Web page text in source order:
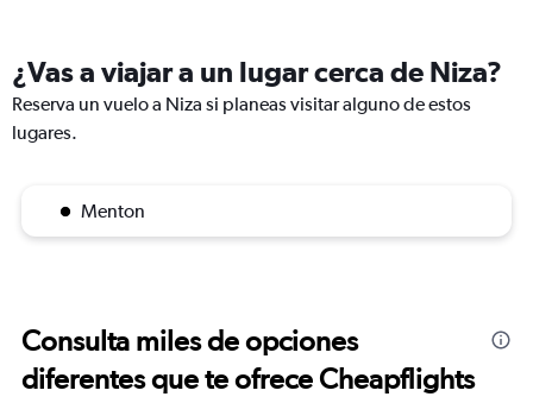
¿Vas a viajar a un lugar cerca de Niza?
Reserva un vuelo a Niza si planeas visitar alguno de estos
lugares.
Menton
Consulta miles de opciones
diferentes que te ofrece Cheapflights